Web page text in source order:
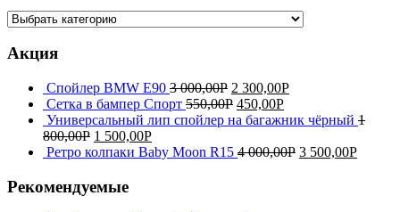
Акция
Спойлер BMW E90 3 000,00Р 2 300,00Р
Сетка в бампер Спорт 550,00Р 450,00Р
Универсальный лип спойлер на багажник чёрный 1
800,00Р 1 500,00Р
Ретро колпаки Baby Moon R15 4 000,00Р 3 500,00Р
Рекомендуемые